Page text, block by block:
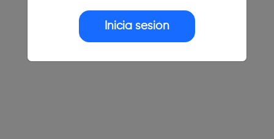
Inicia sesión